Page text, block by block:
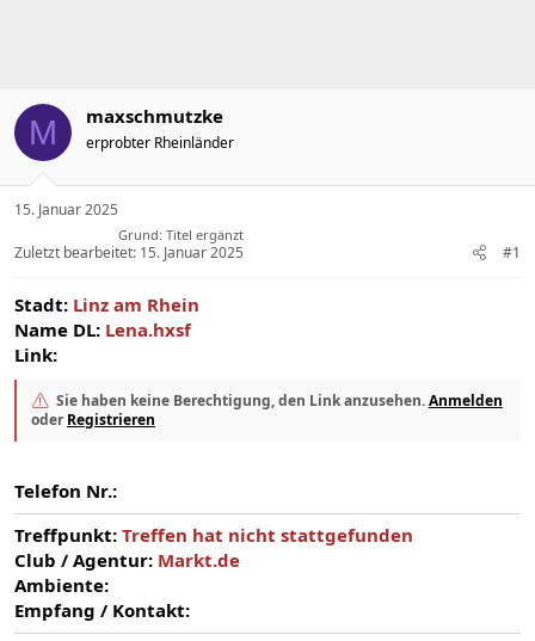
M maxschmutzke
erprobter Rheinländer
15. Januar 2025
Grund: Titel ergänzt
Zuletzt bearbeitet: 15. Januar 2025 #1
Stadt: Linz am Rhein
Name DL: Lena.hxsf
Link:
Sie haben keine Berechtigung, den Link anzusehen.Anmelden
oderRegistrieren
Telefon Nr.:
Treffpunkt: Treffen hat nicht stattgefunden
Club / Agentur: Markt.de
Ambiente:
Empfang / Kontakt: